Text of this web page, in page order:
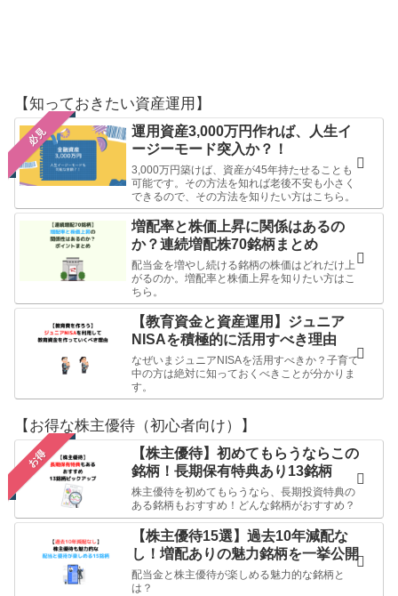
【知っておきたい資産運用】
必見
運用資産3,000万円作れば、人生イ
ージーモード突入か？！
3,000万円築けば、資産が45年持たせることも
可能です。その方法を知れば老後不安も小さく
できるので、その方法を知りたい方はこちら。
増配率と株価上昇に関係はあるの
か？連続増配株70銘柄まとめ
配当金を増やし続ける銘柄の株価はどれだけ上
がるのか。増配率と株価上昇を知りたい方はこ
ちら。
【教育資金と資産運用】ジュニア
NISAを積極的に活用すべき理由
なぜいまジュニアNISAを活用すべきか？子育て
中の方は絶対に知っておくべきことが分かりま
す。
【お得な株主優待（初心者向け）】
お得
【株主優待】初めてもらうならこの
銘柄！長期保有特典あり13銘柄
株主優待を初めてもらうなら、長期投資特典の
ある銘柄もおすすめ！どんな銘柄がおすすめ？
【株主優待15選】過去10年減配な
し！増配ありの魅力銘柄を一挙公開
配当金と株主優待が楽しめる魅力的な銘柄と
は？